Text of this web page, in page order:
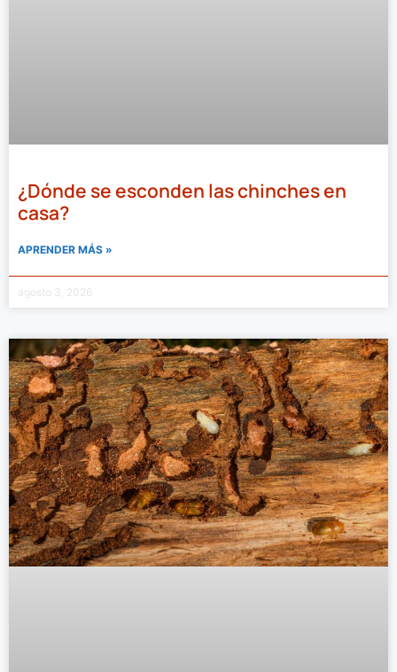
¿Dónde se esconden las chinches en
casa?
APRENDER MÁS »
agosto 3, 2026